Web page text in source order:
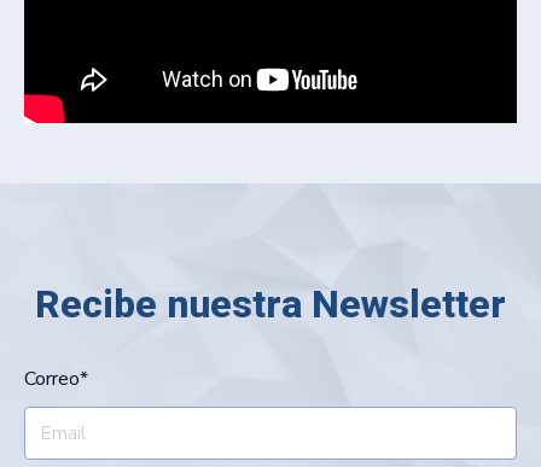
Recibe nuestra Newsletter
Correo*